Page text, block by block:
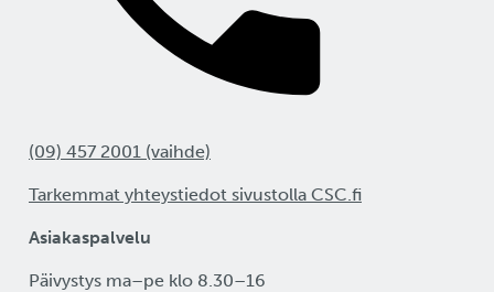
(09) 457 2001 (vaihde)
Tarkemmat yhteystiedot sivustolla CSC.fi
Asiakaspalvelu
Päivystys ma–pe klo 8.30–16